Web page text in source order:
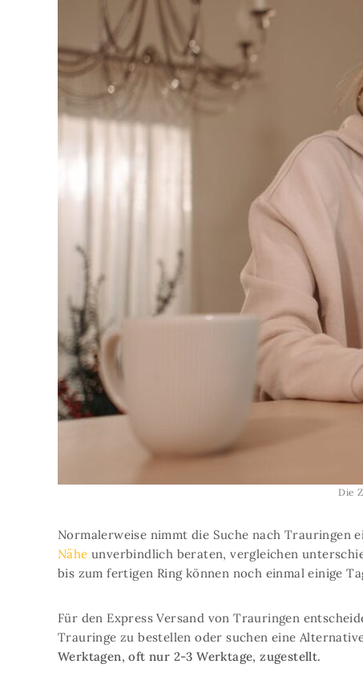
Die
Normalerweise nimmt die Suche nach Trauringen
Nähe unverbindlich beraten, vergleichen
bis zum fertigen Ring können noch einmal einige
Für den Express Versand von Trauringen
Trauringe zu bestellen oder suchen eine
Werktagen, oft nur 2-3 Werktage, zugestellt.